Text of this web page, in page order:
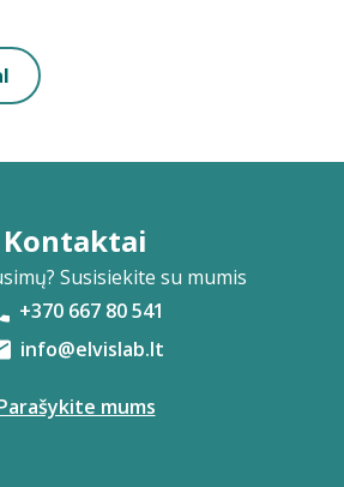
Kontaktai
Susisiekite su mumis
+370 667 80 541
info@elvislab.lt
mums